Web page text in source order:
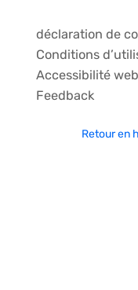
déclaration de
Conditions
Accessibilité web
Feedback
Retour en